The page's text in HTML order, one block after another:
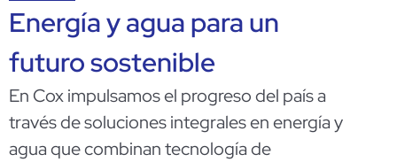
Energía y agua para un
futuro sostenible
En Cox impulsamos el progreso del país a
través de soluciones integrales en energía y
agua que combinan tecnología de